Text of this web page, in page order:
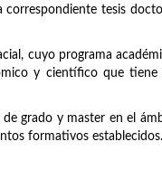
tesis
cuyo programa
y científico que tiene
grado y master en el
formativos establecidos.